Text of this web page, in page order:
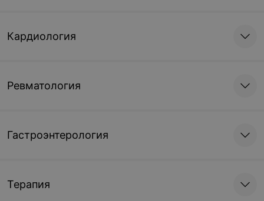
Кардиология
Ревматология
Гастроэнтерология
Терапия